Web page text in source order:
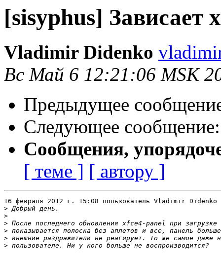
[sisyphus] Зависает
Vladimir Didenko
Вс Май 6 12:21:06 MSK
Предыдущее
Следующее
Сообщения,
[ теме ] [ автору ]
16 февраля 2012 г. 15:08 пользователь Vladimir Didenko
>
>
>
>
>
>